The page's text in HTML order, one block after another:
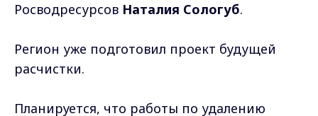
Росводресурсов Наталия Сологуб.
Регион уже подготовил проект будущей
расчистки.
Планируется, что работы по удалению